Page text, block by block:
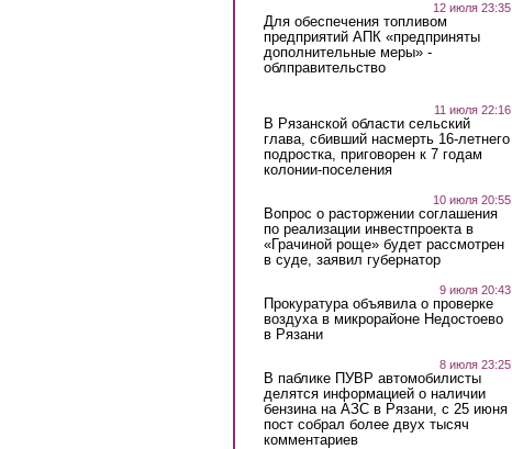
12 июля 23:35
Для обеспечения топливом
предприятий АПК «предприняты
дополнительные меры» -
облправительство
11 июля 22:16
В Рязанской области сельский
глава, сбивший насмерть 16-летнего
подростка, приговорен к 7 годам
колонии-поселения
10 июля 20:55
Вопрос о расторжении соглашения
по реализации инвестпроекта в
«Грачиной роще» будет рассмотрен
в суде, заявил губернатор
9 июля 20:43
Прокуратура объявила о проверке
воздуха в микрорайоне Недостоево
в Рязани
8 июля 23:25
В паблике ПУВР автомобилисты
делятся информацией о наличии
бензина на АЗС в Рязани, с 25 июня
пост собрал более двух тысяч
комментариев